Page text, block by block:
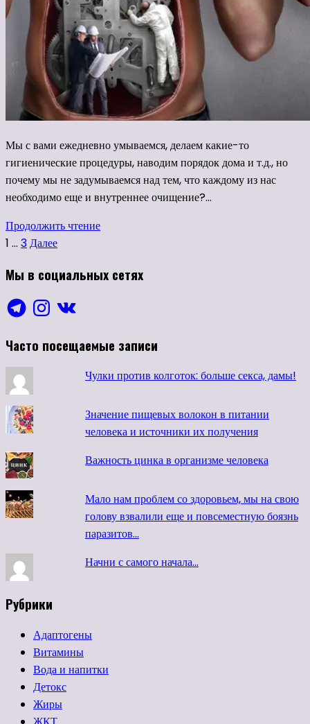
Мы с вами ежедневно умываемся, делаем какие-то
гигиенические процедуры, наводим порядок дома и т.д., но
почему мы не задумываемся над тем, что каждому из нас
необходимо еще и внутреннее очищение?…
Продолжить чтение
Пагинация
записей
1 … 3Далее
Мы в социальных сетях
Telegram
Instagram
VK
Часто посещаемые записи
Чулки против колготок: больше секса, дамы!
Значение пищевых волокон в питании
человека и источники их получения
Важность цинка в организме человека
Мало нам проблем со здоровьем, мы на свою
голову взвалили еще и повсеместную боязнь
паразитов…
Начни с самого начала...
Рубрики
Адаптогены
Витамины
Вода и напитки
Детокс
Жиры